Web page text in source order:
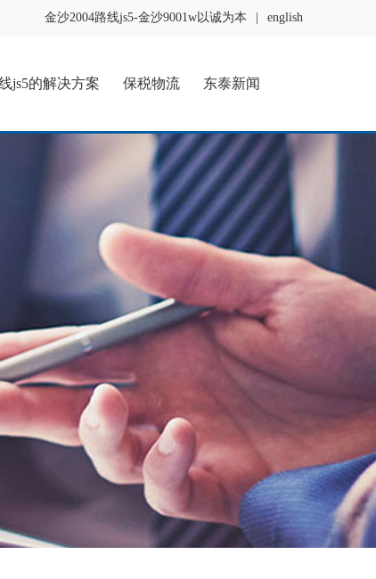
金沙2004路线js5-金沙9001w以诚为本 english
js5的解决方案 保税物流 东泰新闻